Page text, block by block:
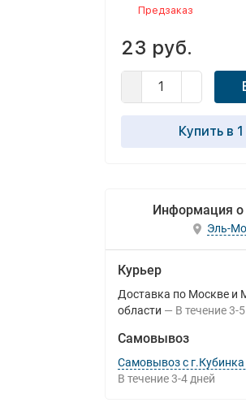
Предзаказ
23 руб.
Купить в
Информация о
Эль-
Курьер
Доставка по Москве и
области
В течение 3-5
Самовывоз
Самовывоз с г.Кубинка
В течение 3-4 дней